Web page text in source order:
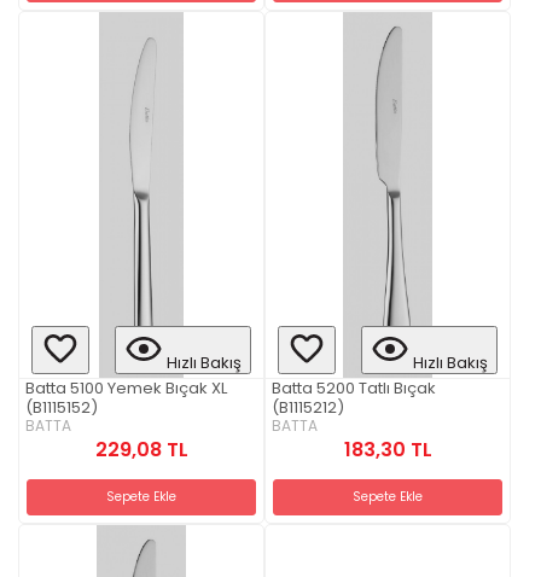
Hızlı Bakış
Batta 5100 Yemek Bıçak XL
(B1115152)
BATTA
229,08 TL
Sepete Ekle
Hızlı Bakış
Batta 5200 Tatlı Bıçak
(B1115212)
BATTA
183,30 TL
Sepete Ekle